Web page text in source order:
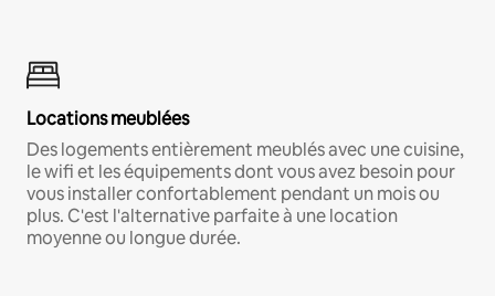
Locations meublées
Des logements entièrement meublés avec une cuisine,
le wifi et les équipements dont vous avez besoin pour
vous installer confortablement pendant un mois ou
plus. C'est l'alternative parfaite à une location
moyenne ou longue durée.